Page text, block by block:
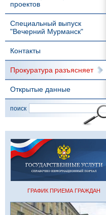
проектов
Специальный выпуск
"Вечерний Мурманск"
Контакты
Прокуратура разъясняет
Открытые данные
поиск
ГРАФИК ПРИЕМА ГРАЖДАН